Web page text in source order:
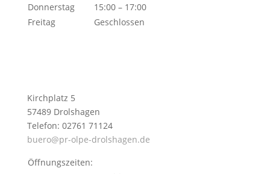
Donnerstag
15:00 – 17:00
Freitag
Geschlossen
Kirchplatz 5
57489 Drolshagen
Telefon: 02761 71124
buero@pr-olpe-drolshagen.de
Öffnungszeiten: